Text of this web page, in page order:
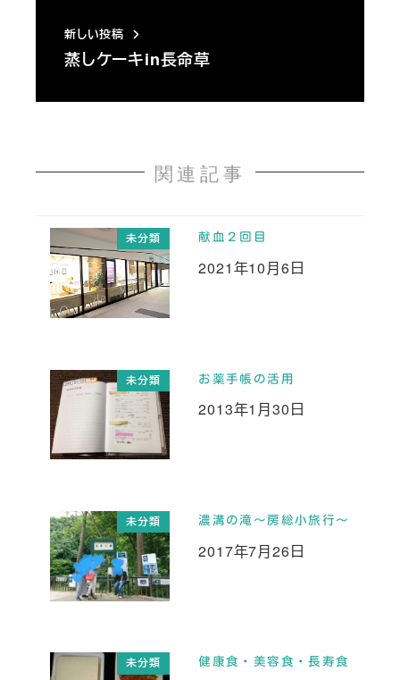
新しい投稿
蒸しケーキin長命草
関連記事
未分類 献血２回目
投稿日
2021年10月6日
未分類 お薬手帳の活用
投稿日
2013年1月30日
未分類 濃溝の滝～房総小旅行～
投稿日
2017年7月26日
未分類 健康食・美容食・長寿食